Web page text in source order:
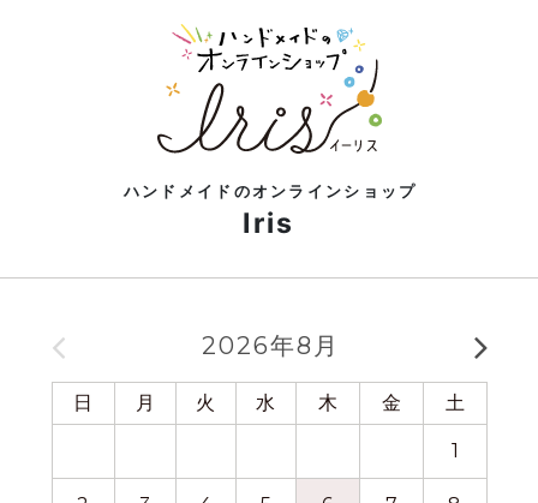
ハンドメイドのオンラインショップ
Iris
2026年8月
日 月 火 水 木 金 土
1